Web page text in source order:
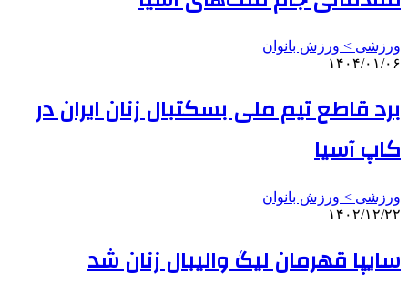
ورزشی > ورزش بانوان
۱۴۰۴/۰۱/۰۶
برد قاطع تیم ملی بسکتبال زنان ایران در
کاپ آسیا
ورزشی > ورزش بانوان
۱۴۰۲/۱۲/۲۲
سایپا قهرمان لیگ والیبال زنان شد